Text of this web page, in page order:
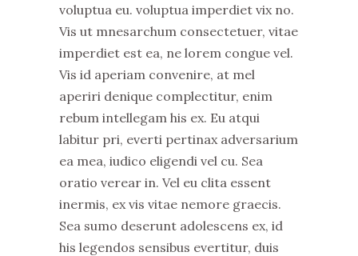
voluptua eu. voluptua imperdiet vix no.
Vis ut mnesarchum consectetuer, vitae
imperdiet est ea, ne lorem congue vel.
Vis id aperiam convenire, at mel
aperiri denique complectitur, enim
rebum intellegam his ex. Eu atqui
labitur pri, everti pertinax adversarium
ea mea, iudico eligendi vel cu. Sea
oratio verear in. Vel eu clita essent
inermis, ex vis vitae nemore graecis.
Sea sumo deserunt adolescens ex, id
his legendos sensibus evertitur, duis